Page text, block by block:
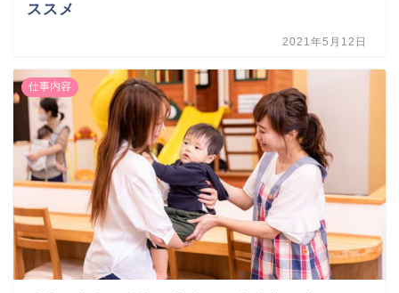
ススメ
2021年5月12日
仕事内容